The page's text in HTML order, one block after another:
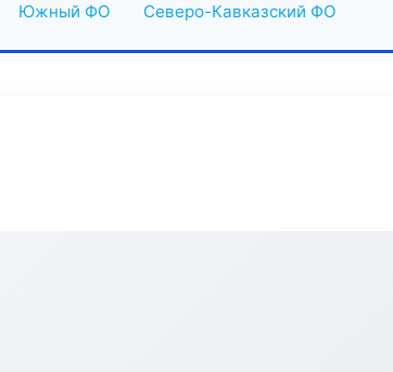
Южный ФО Северо-Кавказский ФО